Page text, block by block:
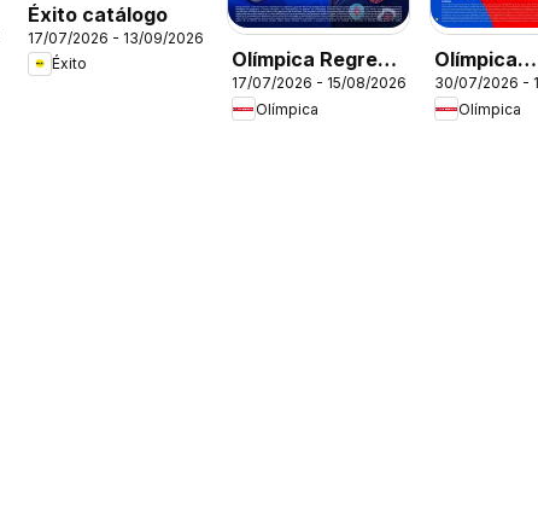
Éxito catálogo
17/07/2026 - 13/09/2026
Éxito
Olímpica Regreso
a clases
17/07/2026 - 15/08/2026
Olímpica
Olímpica
Ofertas
30/07/2026 -
Olímpica